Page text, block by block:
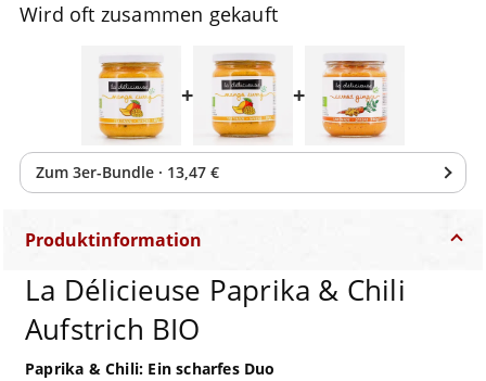
Wird oft zusammen gekauft
+ +
Zum 3er-Bundle · 13,47 €
Produktinformation
La Délicieuse Paprika & Chili
Aufstrich BIO
Paprika & Chili: Ein scharfes Duo